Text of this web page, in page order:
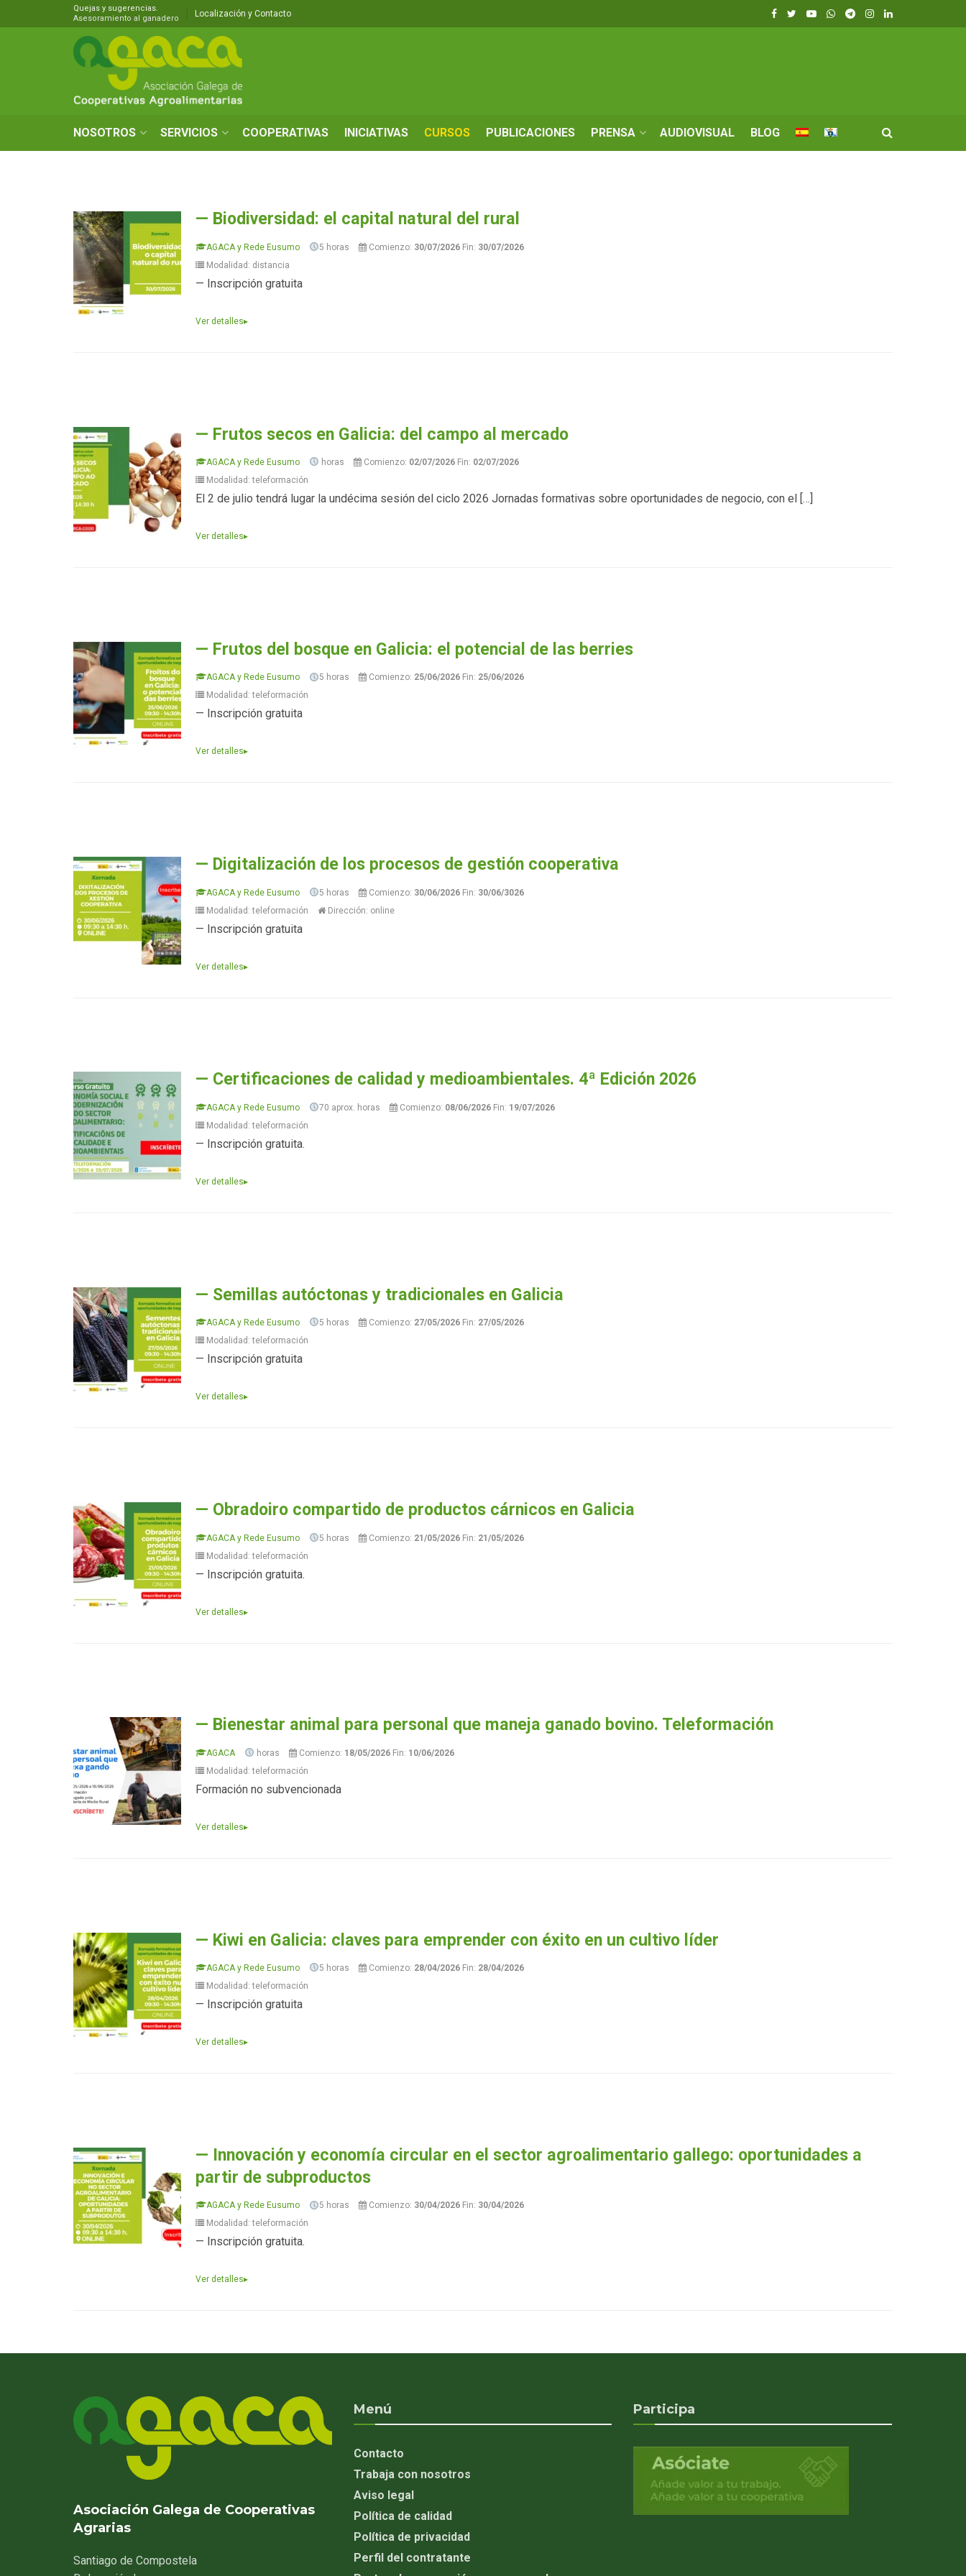
Quejas y sugerencias.
Asesoramiento al ganadero
Localización y Contacto
NOSOTROS SERVICIOS COOPERATIVAS INICIATIVAS CURSOS PUBLICACIONES PRENSA AUDIOVISUAL BLOG
— Biodiversidad: el capital natural del rural
AGACA y Rede Eusumo 5 horas Comienzo: 30/07/2026 Fin: 30/07/2026
Modalidad: distancia
— Inscripción gratuita
Ver detalles▸
— Frutos secos en Galicia: del campo al mercado
AGACA y Rede Eusumo horas Comienzo: 02/07/2026 Fin: 02/07/2026
Modalidad: teleformación
El 2 de julio tendrá lugar la undécima sesión del ciclo 2026 Jornadas formativas sobre oportunidades de negocio, con el […]
Ver detalles▸
— Frutos del bosque en Galicia: el potencial de las berries
AGACA y Rede Eusumo 5 horas Comienzo: 25/06/2026 Fin: 25/06/2026
Modalidad: teleformación
— Inscripción gratuita
Ver detalles▸
— Digitalización de los procesos de gestión cooperativa
AGACA y Rede Eusumo 5 horas Comienzo: 30/06/2026 Fin: 30/06/3026
Modalidad: teleformación
Dirección: online
— Inscripción gratuita
Ver detalles▸
— Certificaciones de calidad y medioambientales. 4ª Edición 2026
AGACA y Rede Eusumo 70 aprox. horas Comienzo: 08/06/2026 Fin: 19/07/2026
Modalidad: teleformación
— Inscripción gratuita.
Ver detalles▸
— Semillas autóctonas y tradicionales en Galicia
AGACA y Rede Eusumo 5 horas Comienzo: 27/05/2026 Fin: 27/05/2026
Modalidad: teleformación
— Inscripción gratuita
Ver detalles▸
— Obradoiro compartido de productos cárnicos en Galicia
AGACA y Rede Eusumo 5 horas Comienzo: 21/05/2026 Fin: 21/05/2026
Modalidad: teleformación
— Inscripción gratuita.
Ver detalles▸
— Bienestar animal para personal que maneja ganado bovino. Teleformación
AGACA horas Comienzo: 18/05/2026 Fin: 10/06/2026
Modalidad: teleformación
Formación no subvencionada
Ver detalles▸
— Kiwi en Galicia: claves para emprender con éxito en un cultivo líder
AGACA y Rede Eusumo 5 horas Comienzo: 28/04/2026 Fin: 28/04/2026
Modalidad: teleformación
— Inscripción gratuita
Ver detalles▸
— Innovación y economía circular en el sector agroalimentario gallego: oportunidades a
partir de subproductos
AGACA y Rede Eusumo 5 horas Comienzo: 30/04/2026 Fin: 30/04/2026
Modalidad: teleformación
— Inscripción gratuita.
Ver detalles▸
Asociación Galega de Cooperativas
Agrarias
Santiago de Compostela
Menú
Contacto
Trabaja con nosotros
Aviso legal
Política de calidad
Política de privacidad
Perfil del contratante
Participa